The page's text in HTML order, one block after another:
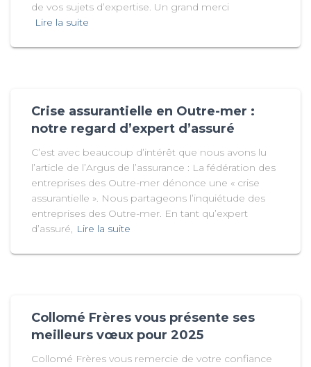
de vos sujets d’expertise. Un grand merci
Lire la suite
Crise assurantielle en Outre-mer :
notre regard d’expert d’assuré
C’est avec beaucoup d’intérêt que nous avons lu
l’article de l’Argus de l’assurance : La fédération des
entreprises des Outre-mer dénonce une « crise
assurantielle ». Nous partageons l’inquiétude des
entreprises des Outre-mer. En tant qu’expert
d’assuré, Lire la suite
Collomé Frères vous présente ses
meilleurs vœux pour 2025
Collomé Frères vous remercie de votre confiance